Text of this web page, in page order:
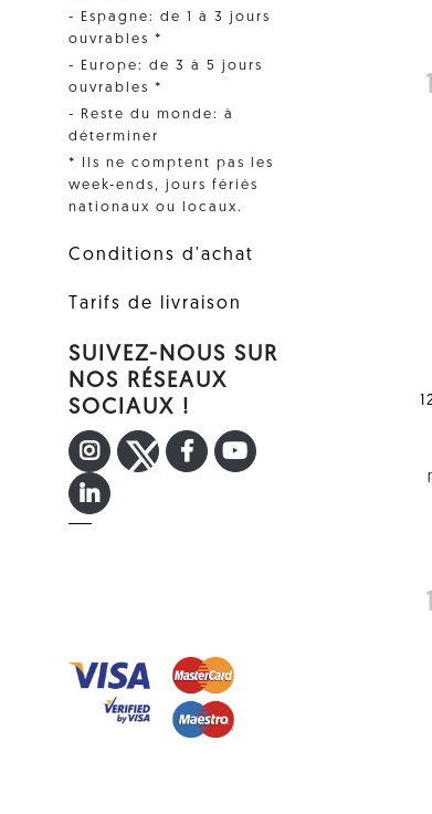
- Espagne: de 1 à 3 jours
ouvrables *
- Europe: de 3 à 5 jours
ouvrables *
- Reste du monde: à
déterminer
* Ils ne comptent pas les
week-ends, jours fériés
nationaux ou locaux.
Conditions d'achat
Tarifs de livraison
SUIVEZ-NOUS SUR
NOS RÉSEAUX
SOCIAUX !
INSTAGRAM
TWITTER
FACEBOOK F
YOUTUBE
LINKEDIN IN